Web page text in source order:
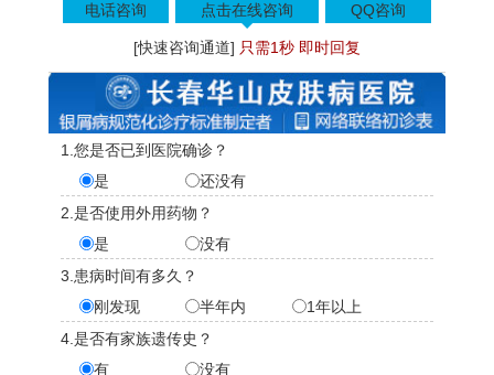
电话咨询 点击在线咨询 QQ咨询
[快速咨询通道] 只需1秒 即时回复
1.您是否已到医院确诊？
是
还没有
2.是否使用外用药物？
是
没有
3.患病时间有多久？
刚发现
半年内
1年以上
4.是否有家族遗传史？
有
没有